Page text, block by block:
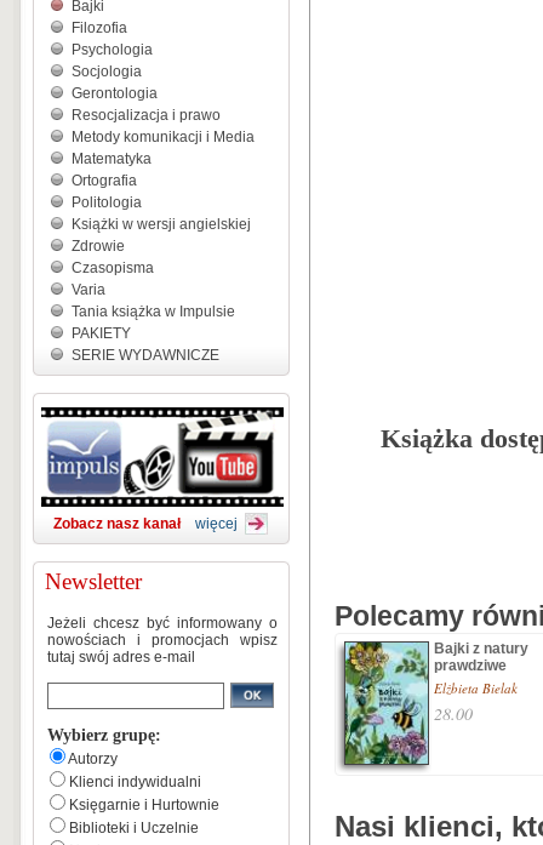
Bajki
Filozofia
Psychologia
Socjologia
Gerontologia
Resocjalizacja i prawo
Metody komunikacji i Media
Matematyka
Ortografia
Politologia
Książki w wersji angielskiej
Zdrowie
Czasopisma
Varia
Tania książka w Impulsie
PAKIETY
SERIE WYDAWNICZE
Zobacz nasz kanał więcej
Newsletter
Jeżeli chcesz być informowany o
nowościach i promocjach wpisz
tutaj swój adres e-mail
Wybierz grupę:
Autorzy
Klienci indywidualni
Księgarnie i Hurtownie
Biblioteki i Uczelnie
Książka
Polecamy
Bajki z natury
prawdziwe
Elżbieta Bielak
28.00
Nasi klienci,